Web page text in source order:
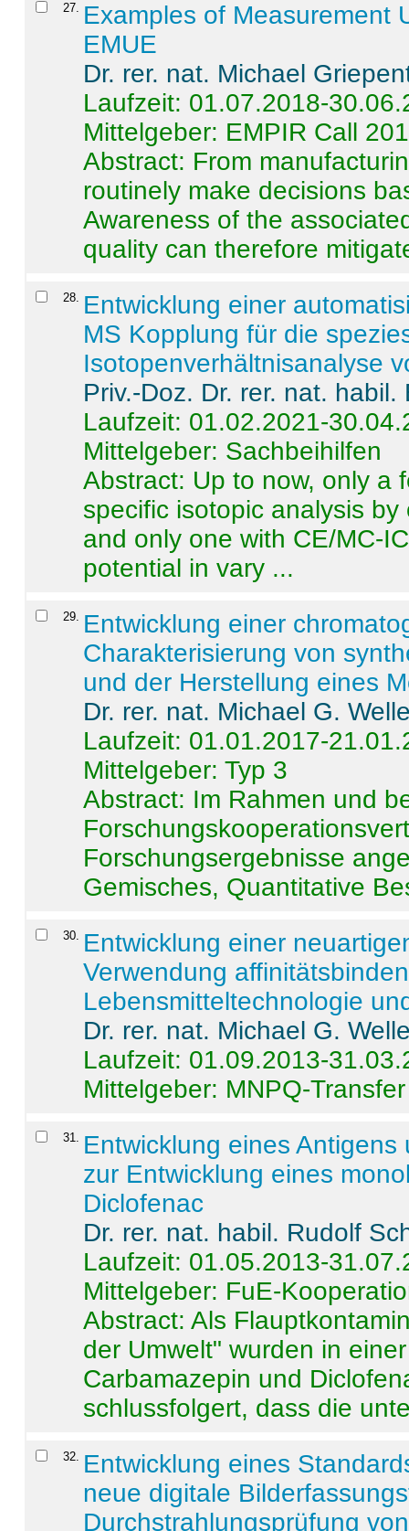
27. Examples of Measurement
EMUE
Dr. rer. nat. Michael
Laufzeit: 01.07.2018-
Mittelgeber: EMPIR Call
Abstract: From
routinely make decisions
Awareness of the
quality can therefore
28. Entwicklung einer
MS Kopplung für die
Isotopenverhältnisanalyse
Priv.-Doz. Dr. rer. nat.
Laufzeit: 01.02.2021-
Mittelgeber: Sachbeihilfen
Abstract: Up to now, only a
specific isotopic analysis
and only one with CE/MC-
potential in vary ...
29. Entwicklung einer
Charakterisierung von
und der Herstellung eines
Dr. rer. nat. Michael G.
Laufzeit: 01.01.2017-
Mittelgeber: Typ 3
Abstract: Im Rahmen und
Forschungsergebnisse
Gemisches, Quantitative
30. Entwicklung einer
Verwendung
Lebensmitteltechnologie
Dr. rer. nat. Michael G.
Laufzeit: 01.09.2013-
Mittelgeber: MNPQ-Transfer
31. Entwicklung eines
zur Entwicklung eines
Diclofenac
Dr. rer. nat. habil. Rudolf
Laufzeit: 01.05.2013-
Mittelgeber: FuE-
Abstract:Als
der Umwelt" wurden in
Carbamazepin und
schlussfolgert, dass die
32. Entwicklung eines
neue digitale
Durchstrahlungsprüfung